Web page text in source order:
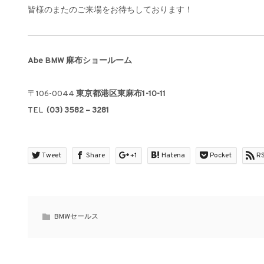
皆様のまたのご来場をお待ちしております！
Abe BMW 麻布ショールーム
〒106-0044 東京都港区東麻布1-10-11
TEL (03) 3582 – 3281
Tweet Share +1 Hatena Pocket
BMWセールス